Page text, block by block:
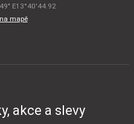
E13°40'44.92
mapě
akce a slevy